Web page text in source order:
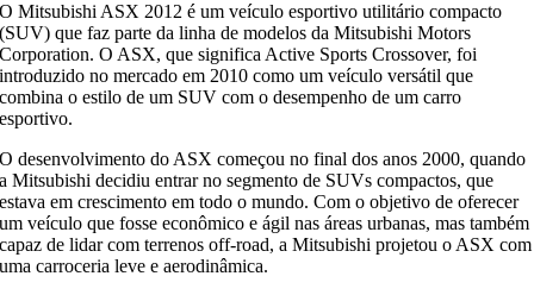
O Mitsubishi ASX 2012 é um veículo esportivo utilitário compacto
(SUV) que faz parte da linha de modelos da Mitsubishi Motors
Corporation. O ASX, que significa Active Sports Crossover, foi
introduzido no mercado em 2010 como um veículo versátil que
combina o estilo de um SUV com o desempenho de um carro
esportivo.
O desenvolvimento do ASX começou no final dos anos 2000, quando
a Mitsubishi decidiu entrar no segmento de SUVs compactos, que
estava em crescimento em todo o mundo. Com o objetivo de oferecer
um veículo que fosse econômico e ágil nas áreas urbanas, mas também
capaz de lidar com terrenos off-road, a Mitsubishi projetou o ASX com
uma carroceria leve e aerodinâmica.